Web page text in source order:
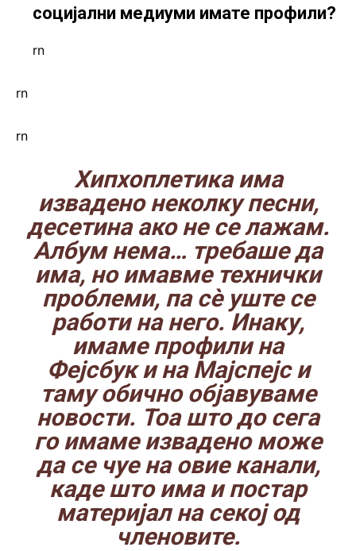
социјални медиуми имате профили?
rn
rn
rn
Хипхоплетика има
извадено неколку песни,
десетина ако не се лажам.
Албум нема… требаше да
има, но имавме технички
проблеми, па сè уште се
работи на него. Инаку,
имаме профили на
Фејсбуки на Мајспејси
таму обично објавуваме
новости. Тоа што до сега
го имаме извадено може
да се чуе на овие канали,
каде што има и постар
материјал на секој од
членовите.